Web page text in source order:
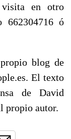
visita en otro
662304716 ó
blog de
El texto
de David
propio autor.